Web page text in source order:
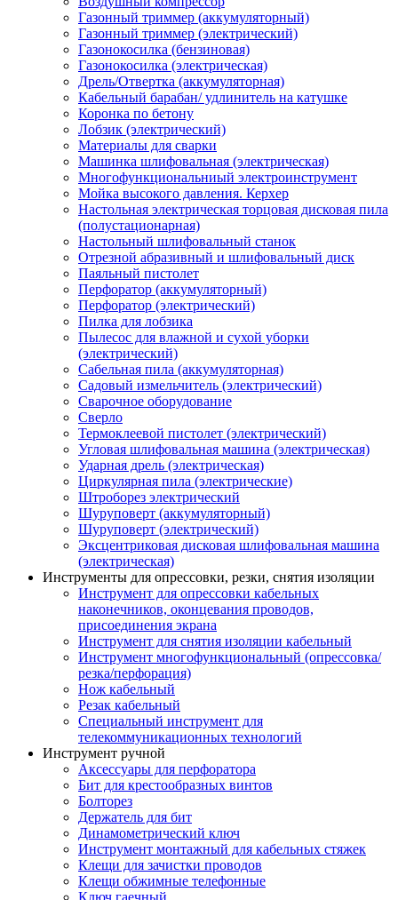
Газонный триммер (аккумуляторный)
Газонный триммер (электрический)
Газонокосилка (бензиновая)
Газонокосилка (электрическая)
Дрель/Отвертка (аккумуляторная)
Кабельный барабан/ удлинитель на катушке
Коронка по бетону
Лобзик (электрический)
Материалы для сварки
Машинка шлифовальная (электрическая)
Многофункциональниый электроинструмент
Мойка высокого давления. Керхер
Настольная электрическая торцовая дисковая пила
(полустационарная)
Настольный шлифовальный станок
Отрезной абразивный и шлифовальный диск
Паяльный пистолет
Перфоратор (аккумуляторный)
Перфоратор (электрический)
Пилка для лобзика
Пылесос для влажной и сухой уборки
(электрический)
Сабельная пила (аккумуляторная)
Садовый измельчитель (электрический)
Сварочное оборудование
Сверло
Термоклеевой пистолет (электрический)
Угловая шлифовальная машина (электрическая)
Ударная дрель (электрическая)
Циркулярная пила (электрические)
Штроборез электрический
Шуруповерт (аккумуляторный)
Шуруповерт (электрический)
Эксцентриковая дисковая шлифовальная машина
(электрическая)
Инструменты для опрессовки, резки, снятия изоляции
Инструмент для опрессовки кабельных
наконечников, оконцевания проводов,
присоединения экрана
Инструмент для снятия изоляции кабельный
Инструмент многофункциональный (опрессовка/
резка/перфорация)
Нож кабельный
Резак кабельный
Специальный инструмент для
телекоммуникационных технологий
Инструмент ручной
Аксессуары для перфоратора
Бит для крестообразных винтов
Болторез
Держатель для бит
Динамометрический ключ
Инструмент монтажный для кабельных стяжек
Клещи для зачистки проводов
Клещи обжимные телефонные
Ключ гаечный